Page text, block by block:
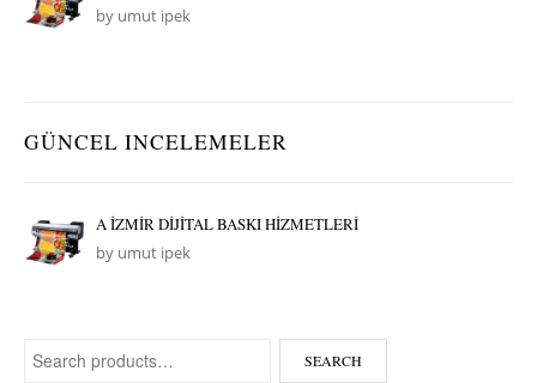
by umut ipek
GÜNCEL INCELEMELER
A İZMİR DİJİTAL BASKI HİZMETLERİ
by umut ipek
Search for: SEARCH